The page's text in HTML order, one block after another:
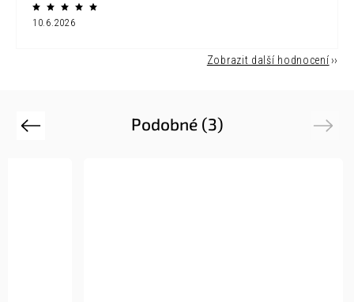
10.6.2026
Zobrazit další hodnocení
Podobné (3)
Previous Next